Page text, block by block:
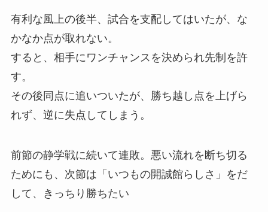
有利な風上の後半、試合を支配してはいたが、な
かなか点が取れない。
すると、相手にワンチャンスを決められ先制を許
す。
その後同点に追いついたが、勝ち越し点を上げら
れず、逆に失点してしまう。
前節の静学戦に続いて連敗。悪い流れを断ち切る
ためにも、次節は「いつもの開誠館らしさ」をだ
して、きっちり勝ちたい